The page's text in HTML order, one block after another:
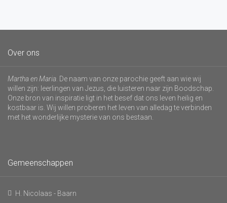
Over ons
Martha en Maria . De naam van onze parochie geeft aan wie wij
willen zijn: leerlingen van Jezus, die luisteren naar zijn Boodschap.
Onze bron van inspiratie ligt in het besef dat ons leven heilig en
kostbaar is. Wij willen proberen het leven van alledag te verbinden
met het wonderlijke mysterie van ons bestaan.
Gemeenschappen
H. Nicolaas - Baarn